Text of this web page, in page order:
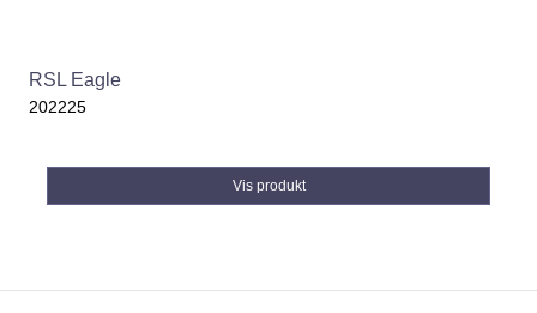
RSL Eagle
202225
Vis produkt